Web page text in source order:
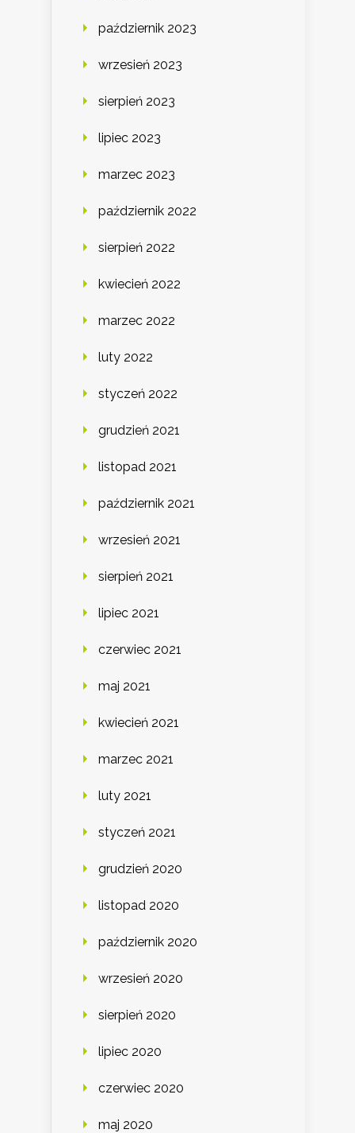
październik 2023
wrzesień 2023
sierpień 2023
lipiec 2023
marzec 2023
październik 2022
sierpień 2022
kwiecień 2022
marzec 2022
luty 2022
styczeń 2022
grudzień 2021
listopad 2021
październik 2021
wrzesień 2021
sierpień 2021
lipiec 2021
czerwiec 2021
maj 2021
kwiecień 2021
marzec 2021
luty 2021
styczeń 2021
grudzień 2020
listopad 2020
październik 2020
wrzesień 2020
sierpień 2020
lipiec 2020
czerwiec 2020
maj 2020